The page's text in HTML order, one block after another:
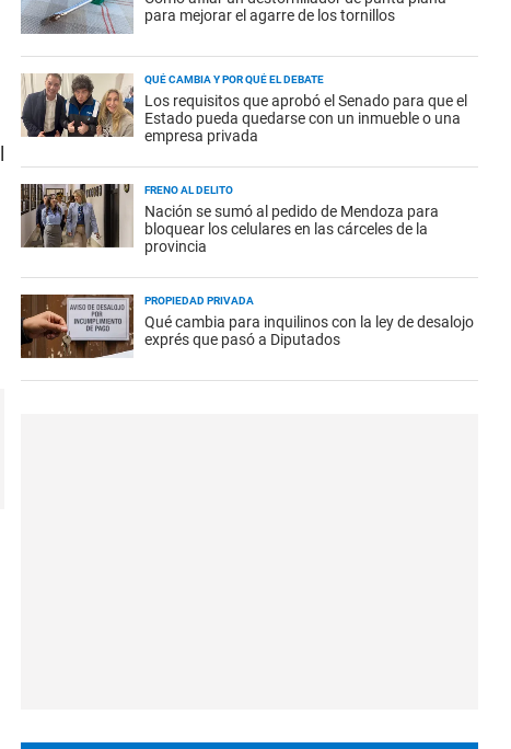
para mejorar el agarre de los tornillos
QUÉ CAMBIA Y POR QUÉ EL DEBATE
Los requisitos que aprobó el Senado para que el
Estado pueda quedarse con un inmueble o una
empresa privada
FRENO AL DELITO
Nación se sumó al pedido de Mendoza para
bloquear los celulares en las cárceles de la
provincia
PROPIEDAD PRIVADA
Qué cambia para inquilinos con la ley de desalojo
exprés que pasó a Diputados